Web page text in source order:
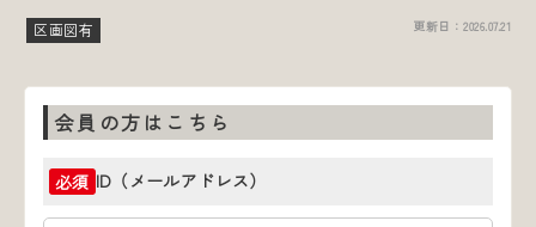
区画図有 更新日： 2026.07.21
会員の方はこちら
必須 ID（メールアドレス）